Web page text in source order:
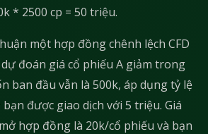
* 2500 cp = 50 triệu.
một hợp đồng chênh lệch CFD
đoán giá cổ phiếu A giảm trong
ban đầu vẫn là 500k, áp dụng tỷ lệ
được giao dịch với 5 triệu. Giá
hợp đồng là 20k/cổ phiếu và bạn